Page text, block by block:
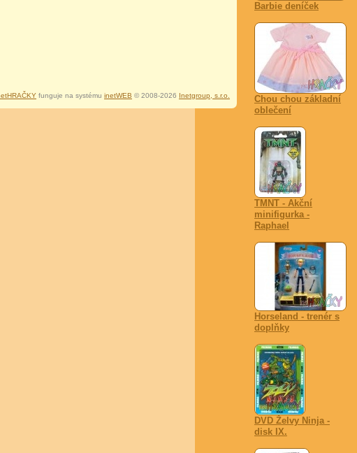
Barbie deníček
Chou chou základní
oblečení
TMNT - Akční
minifigurka -
Raphael
Horseland - trenér s
doplňky
DVD Želvy Ninja -
disk IX.
funguje na systému inetWEB © 2008-2026 Inetgroup, s.r.o.